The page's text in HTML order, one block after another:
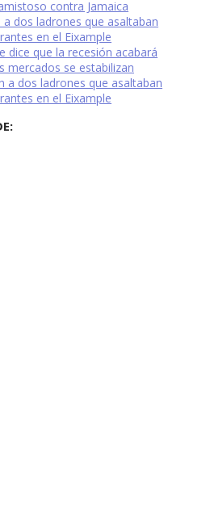
contra Jamaica
a dos ladrones que asaltaban
en el Eixample
dice que la recesión acabará
mercados se estabilizan
a dos ladrones que asaltaban
en el Eixample